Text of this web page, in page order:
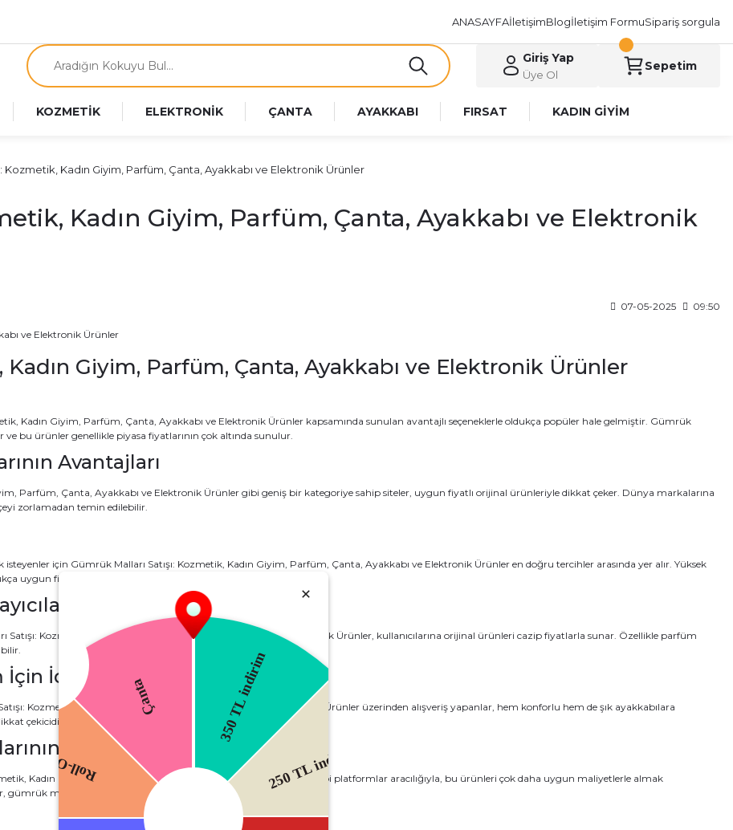
ANASAYFAİletişimBlogİletişim FormuSipariş sorgula
Giriş Yap
Üye Ol
Sepetim
KOZMETİK ELEKTRONİK ÇANTA AYAKKABI FIRSAT KADIN GİYİM
Kozmetik, Kadın Giyim, Parfüm, Çanta, Ayakkabı ve Elektronik Ürünler
Kadın Giyim, Parfüm, Çanta, Ayakkabı ve Elektronik
07-05-2025 09:50
Kadın Giyim, Parfüm, Çanta, Ayakkabı ve Elektronik Ürünler
Kadın Giyim, Parfüm, Çanta, Ayakkabı ve Elektronik Ürünler kapsamında sunulan avantajlı seçeneklerle oldukça popüler hale gelmiştir. Gümrük
ve bu ürünler genellikle piyasa fiyatlarının çok altında sunulur.
Avantajları
Parfüm, Çanta, Ayakkabı ve Elektronik Ürünler gibi geniş bir kategoriye sahip siteler, uygun fiyatlı orijinal ürünleriyle dikkat çeker. Dünya markalarına
zorlamadan temin edilebilir.
için Gümrük Malları Satışı: Kozmetik, Kadın Giyim, Parfüm, Çanta, Ayakkabı ve Elektronik Ürünler en doğru tercihler arasında yer alır. Yüksek
uygun fiyatlarla alınabilir.
Satışı: Kozmetik, Kadın Giyim, Parfüm, Çanta, Ayakkabı ve Elektronik Ürünler, kullanıcılarına orijinal ürünleri cazip fiyatlarla sunar. Özellikle parfüm
İdeal Seçenekler
Kozmetik, Kadın Giyim, Parfüm, Çanta, Ayakkabı ve Elektronik Ürünler üzerinden alışveriş yapanlar, hem konforlu hem de şık ayakkabılara
çekicidir.
Yeri
Kadın Giyim, Parfüm, Çanta, Ayakkabı ve Elektronik Ürünler gibi platformlar aracılığıyla, bu ürünleri çok daha uygun maliyetlerle almak
malları sayesinde daha ulaşılabilir hale gelir.